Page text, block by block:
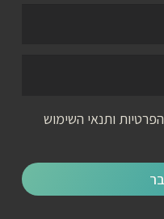
ותנאי השימוש